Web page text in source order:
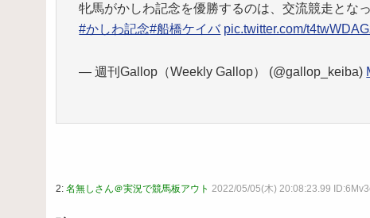
牝馬がかしわ記念を優勝するのは、交流競走とな
#かしわ記念#船橋ケイバ pic.twitter.com/
— 週刊Gallop（Weekly Gallop） (@gallop_keiba)
2: 名無しさん＠実況で競馬板アウト 2022/05/05(木) 20:08:23.99